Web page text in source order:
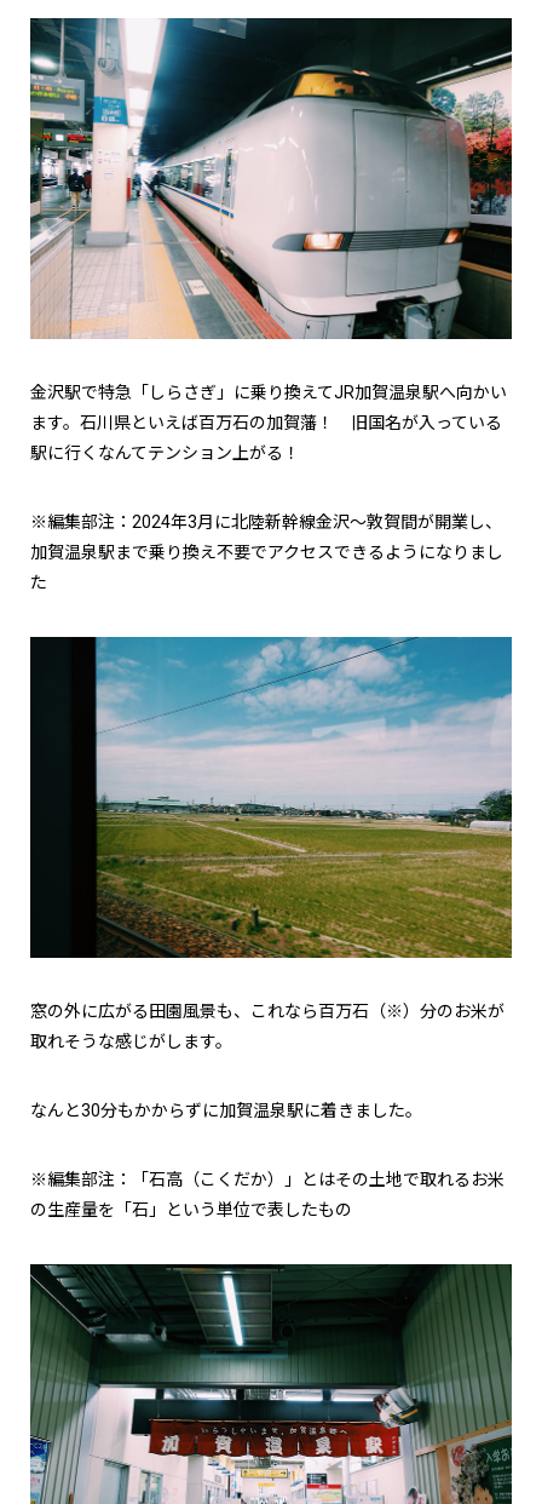
金沢駅で特急「しらさぎ」に乗り換えてJR加賀温泉駅へ向かい
ます。石川県といえば百万石の加賀藩！ 旧国名が入っている
駅に行くなんてテンション上がる！
※編集部注：2024年3月に北陸新幹線金沢～敦賀間が開業し、
加賀温泉駅まで乗り換え不要でアクセスできるようになりまし
た
窓の外に広がる田園風景も、これなら百万石（※）分のお米が
取れそうな感じがします。
なんと30分もかからずに加賀温泉駅に着きました。
※編集部注：「石高（こくだか）」とはその土地で取れるお米
の生産量を「石」という単位で表したもの